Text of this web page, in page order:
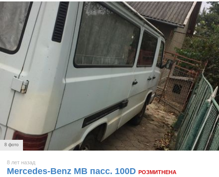
8 фото
8 лет назад
Mercedes-Benz MB пасс. 100D РОЗМИТНЕНА